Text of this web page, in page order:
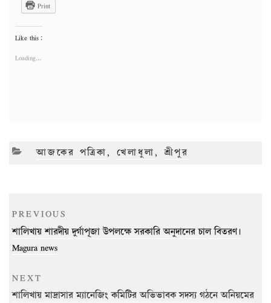
Print
Like this:
Loading...
CATEGORIES
আজকের পত্রিকা,খেলাধুলা,শ্রীপুর
Post
navigation
Previous
Post
PREVIOUS
শালিখায় শারদীয় দুর্গাপূজা উপলক্ষে সরকারি অনুদানের চাল বিতরণ।
Magura news
Next
Post
NEXT
শালিখায় মাদ্রাসার ম্যানেজিং কমিটির অভিভাবক সদস্য গঠনে অনিয়মের